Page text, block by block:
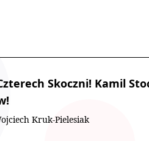
Skoczni! Kamil
Kruk-Pielesiak